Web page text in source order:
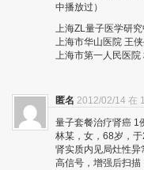
中播放过）
上海ZL量子医学研
上海市华山医院 王
上海市第一人民医院
匿名 2012/02/14 在
量子套餐治疗肾癌 1
林某，女，68岁，
肾实质内见局灶性异
高信号，增强后扫描